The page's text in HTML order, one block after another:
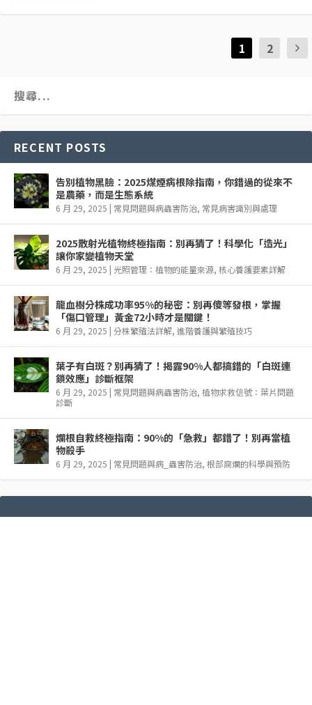
1 2
RECENT POSTS
告別植物黑臉：2025煤煙病根除指南，你錯過的從來不
是農藥，而是生態系統
6 月 29, 2025 | 常見問題與病蟲害防治, 常見病害識別與處理
2025散射光植物終極指南：別再猜了！科學化「造光」
讓你家變植物天堂
6 月 29, 2025 | 光照管理：植物的能量來源, 核心養護要素詳解
龍血樹分株成功率95%的秘密：別再傻等發根，掌握
「傷口管理」黃金72小時才是關鍵！
6 月 29, 2025 | 分株繁殖法詳解, 進階養護與繁殖技巧
葉子有白斑？別再猜了！揭露90%人都搞錯的「白斑連
鎖效應」診斷框架
6 月 29, 2025 | 常見問題與病蟲害防治, 植物求救信號：葉片問題
診斷
爛根自救終極指南：90%的「急救」都錯了！別再當植
物殺手
6 月 29, 2025 | 常見問題與病_蟲害防治, 根部腐爛的科學與預防